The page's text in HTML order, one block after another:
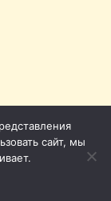
сайт, мы